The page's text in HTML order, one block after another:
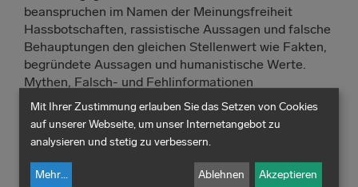
beanspruchen im Namen der Meinungsfreiheit
Hassbotschaften, rassistische Aussagen und falsche
Behauptungen den gleichen Stellenwert wie Fakten,
begründete Aussagen und humanistische Werte.
Mythen, Falsch- und Fehlinformationen
verunmöglichen aber einen Dialog im Sinne eines
perspektivenvollen Verständnisses über umstrittene
Themen. Es drängt sich abermals Charlie Kirk auf.
Die MAGA-Bewegung feiert ihn für sein mutiges
Eintreten für Meinungsfreiheit. Er organisierte an
Mit Ihrer Zustimmung erlauben Sie das Setzen von Cookies
auf unserer Webseite, um unser Internetangebot zu
analysieren und stetig zu verbessern.
Mehr... Ablehnen Akzeptieren